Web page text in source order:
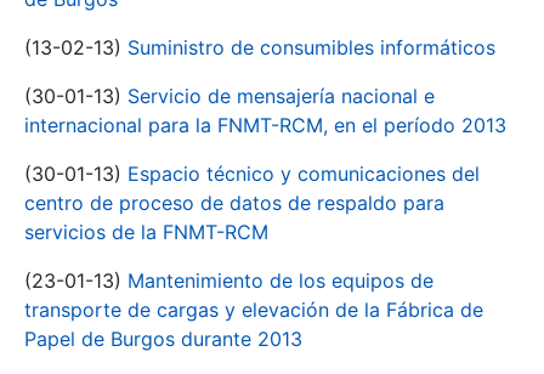
(13-02-13) Suministro de consumibles informáticos
(30-01-13) Servicio de mensajería nacional e
internacional para la FNMT-RCM, en el período 2013
(30-01-13) Espacio técnico y comunicaciones del
centro de proceso de datos de respaldo para
servicios de la FNMT-RCM
(23-01-13) Mantenimiento de los equipos de
transporte de cargas y elevación de la Fábrica de
Papel de Burgos durante 2013